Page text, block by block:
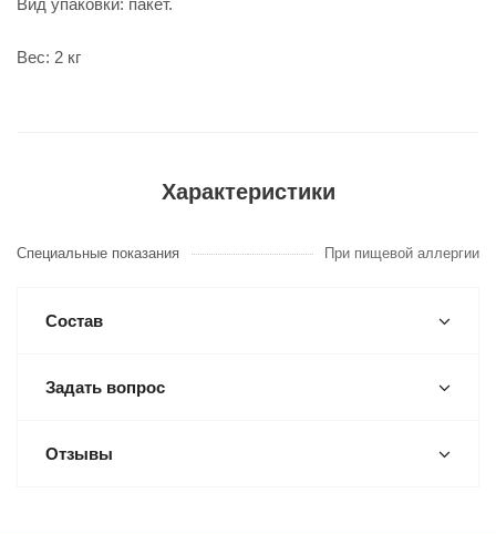
Вид упаковки: пакет.
Вес: 2 кг
Характеристики
Специальные показания При пищевой аллергии
Состав
Задать вопрос
Отзывы